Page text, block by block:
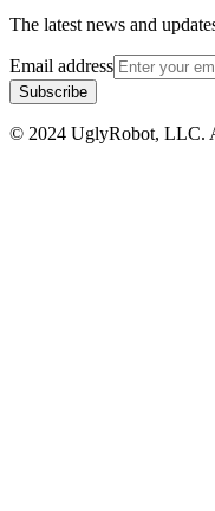
The latest news and
Email address
Subscribe
© 2024 UglyRobot, LLC.